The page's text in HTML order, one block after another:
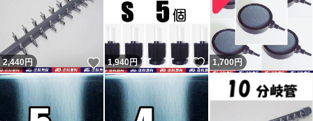
2,440円 いいね！
1,940円 いいね！
1,700円